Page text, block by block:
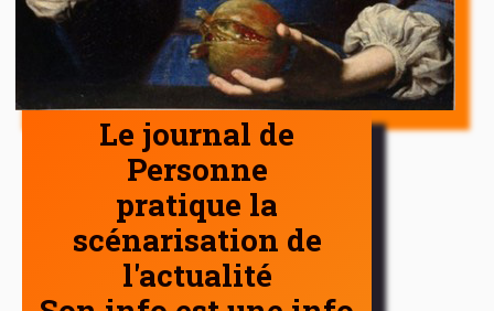
Le journal de
Personne
pratique la
scénarisation de
l'actualité